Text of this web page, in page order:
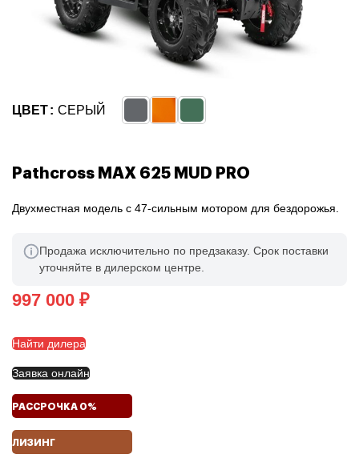
Pathcross MAX 625 MUD PRO
Двухместная модель с 47-сильным мотором для бездорожья.
Продажа исключительно по предзаказу. Срок поставки
уточняйте в дилерском центре.
₽
Найти дилера
Заявка онлайн
РАССРОЧКА 0%
ЛИЗИНГ
ЦВЕТ СЕРЫЙ